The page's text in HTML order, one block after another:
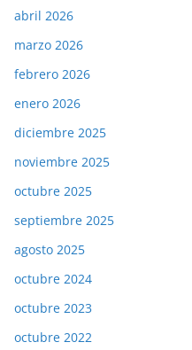
abril 2026
marzo 2026
febrero 2026
enero 2026
diciembre 2025
noviembre 2025
octubre 2025
septiembre 2025
agosto 2025
octubre 2024
octubre 2023
octubre 2022